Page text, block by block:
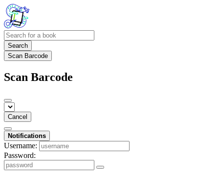
Search
Scan Barcode
Scan Barcode
Cancel
Notifications
Username:
Password: